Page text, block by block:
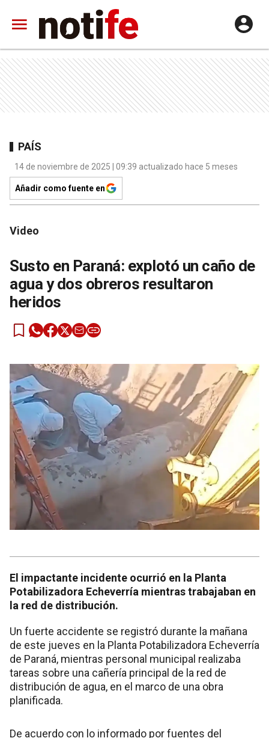
PAÍS
14 de noviembre de 2025 | 09:39 actualizado hace 5 meses
Añadir como fuente en
Video
Susto en Paraná: explotó un caño de
agua y dos obreros resultaron
heridos
El impactante incidente ocurrió en la Planta
Potabilizadora Echeverría mientras trabajaban en
la red de distribución.
Un fuerte accidente se registró durante la mañana
de este jueves en la Planta Potabilizadora Echeverría
de Paraná, mientras personal municipal realizaba
tareas sobre una cañería principal de la red de
distribución de agua, en el marco de una obra
planificada.
De acuerdo con lo informado por fuentes del